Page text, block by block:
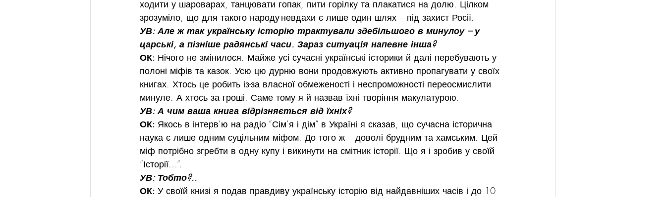
ходити у шароварах, танцювати гопак, пити горілку та плакатися на долю. Цілком
зрозуміло, що для такого народу-невдахи є лише один шлях – під захист Росії.
УВ: Але ж так українську історію трактували здебільшого в минулоу – у
царські, а пізніше радянські часи. Зараз ситуація напевне інша?
ОК: Нічого не змінилося. Майже усі сучасні українські історики й далі перебувають у
полоні міфів та казок. Усю цю дурню вони продовжують активно пропагувати у своїх
книгах. Хтось це робить із-за власної обмеженості і неспроможності переосмислити
минуле. А хтось за гроші. Саме тому я й назвав їхні творіння макулатурою.
УВ: А чим ваша книга відрізняється від їхніх?
ОК: Якось в інтерв’ю на радіо “Сім’я і дім” в Україні я сказав, що сучасна історична
наука є лише одним суцільним міфом. До того ж – доволі брудним та хамським. Цей
міф потрібно згребти в одну купу і викинути на смітник історії. Що я і зробив у своїй
“Історії…”.
УВ: Тобто?..
ОК: У своїй книзі я подав правдиву українську історію від найдавніших часів і до 10